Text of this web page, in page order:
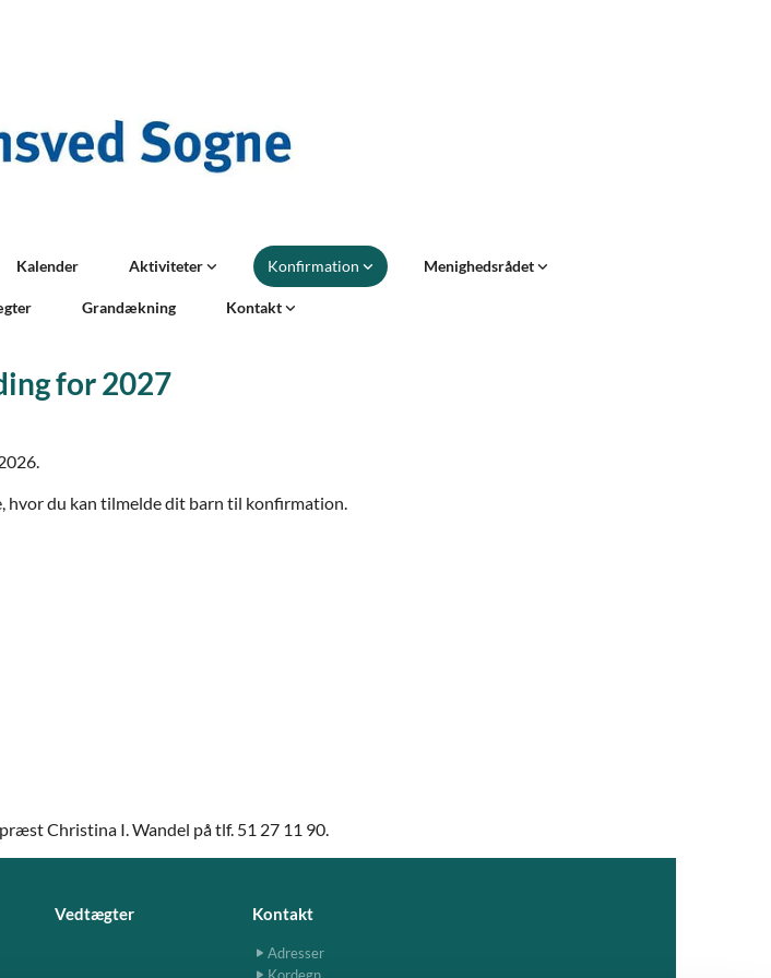
Kalender Aktiviteter Konfirmation Menighedsrådet
Grandækning Kontakt
for 2027
hvor du kan tilmelde dit barn til konfirmation.
Christina I. Wandel på tlf. 51 27 11 90.
Vedtægter Kontakt
Adresser
Kordegn